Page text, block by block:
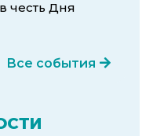
честь Дня
Все события